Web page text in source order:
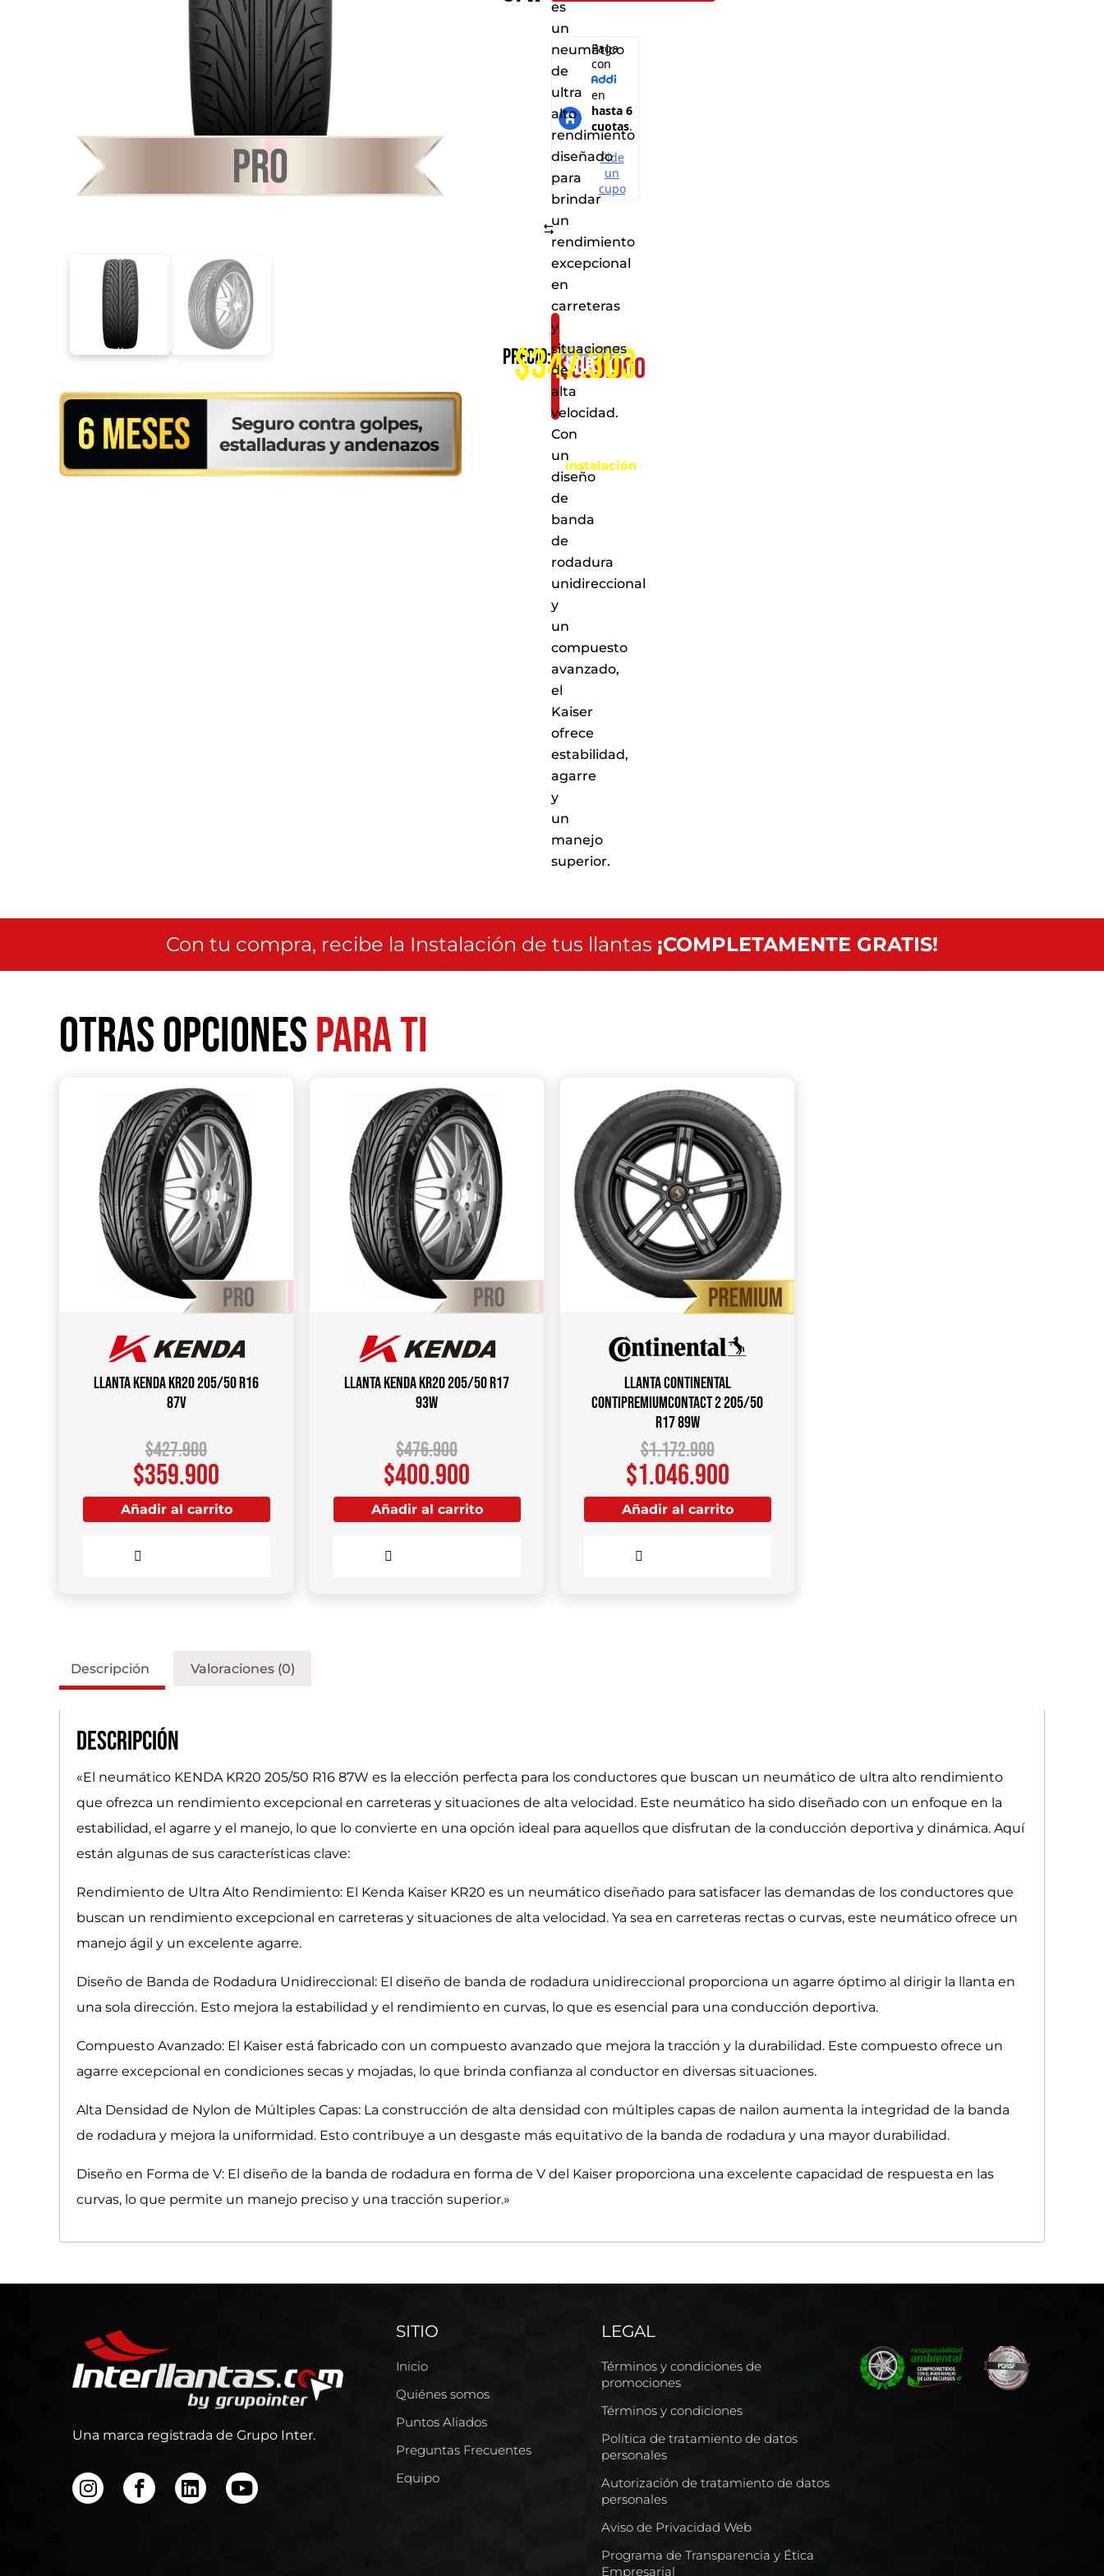
Precio: $514.657
$359.900
Consíguelo
por
solo:
Al
realizar
la
instalación
en
cualquiera
nuestros
puntos
de
servicio
a
nacional
$347.303
Comparar
es
un
neumático
de
ultra
alto
rendimiento
diseñado
para
brindar
un
rendimiento
excepcional
en
carreteras
y
situaciones
de
alta
velocidad.
Con
un
diseño
de
banda
de
rodadura
unidireccional
y
un
compuesto
avanzado,
el
Kaiser
ofrece
estabilidad,
agarre
y
un
manejo
superior.
Con tu compra, recibe la Instalación de tus llantas ¡COMPLETAMENTE GRATIS!
Otras opcionespara ti
Llanta KENDA KR20 205/50 R16
87V
$427.900
$359.900
Añadir al carrito
Llanta KENDA KR20 205/50 R17
93W
$476.900
$400.900
Añadir al carrito
Llanta CONTINENTAL
ContiPremiumContact 2 205/50
R17 89W
$1.172.900
$1.046.900
Añadir al carrito
Descripción Valoraciones (0)
Descripción
«El neumático KENDA KR20 205/50 R16 87W es la elección perfecta para los conductores que buscan un neumático de ultra alto rendimiento
que ofrezca un rendimiento excepcional en carreteras y situaciones de alta velocidad. Este neumático ha sido diseñado con un enfoque en la
estabilidad, el agarre y el manejo, lo que lo convierte en una opción ideal para aquellos que disfrutan de la conducción deportiva y dinámica. Aquí
están algunas de sus características clave:
Rendimiento de Ultra Alto Rendimiento: El Kenda Kaiser KR20 es un neumático diseñado para satisfacer las demandas de los conductores que
buscan un rendimiento excepcional en carreteras y situaciones de alta velocidad. Ya sea en carreteras rectas o curvas, este neumático ofrece un
manejo ágil y un excelente agarre.
Diseño de Banda de Rodadura Unidireccional: El diseño de banda de rodadura unidireccional proporciona un agarre óptimo al dirigir la llanta en
una sola dirección. Esto mejora la estabilidad y el rendimiento en curvas, lo que es esencial para una conducción deportiva.
Compuesto Avanzado: El Kaiser está fabricado con un compuesto avanzado que mejora la tracción y la durabilidad. Este compuesto ofrece un
agarre excepcional en condiciones secas y mojadas, lo que brinda confianza al conductor en diversas situaciones.
Alta Densidad de Nylon de Múltiples Capas: La construcción de alta densidad con múltiples capas de nailon aumenta la integridad de la banda
de rodadura y mejora la uniformidad. Esto contribuye a un desgaste más equitativo de la banda de rodadura y una mayor durabilidad.
Diseño en Forma de V: El diseño de la banda de rodadura en forma de V del Kaiser proporciona una excelente capacidad de respuesta en las
curvas, lo que permite un manejo preciso y una tracción superior.»
Una marca registrada de Grupo Inter.
SITIO
Inicio
Quiénes somos
Puntos Aliados
Preguntas Frecuentes
Equipo
LEGAL
Términos y condiciones de
promociones
Términos y condiciones
Política de tratamiento de datos
personales
Autorización de tratamiento de datos
personales
Aviso de Privacidad Web
Programa de Transparencia y Ética
Empresarial